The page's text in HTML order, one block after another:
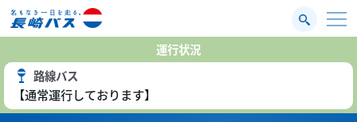
運行状況
路線バス
【通常運行しております】